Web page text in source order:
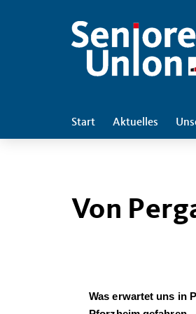
Start Aktuelles
Von
Was erwartet uns in